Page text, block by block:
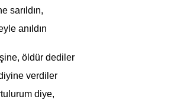
sarıldın,
anıldın
öldür dediler
verdiler
diye,